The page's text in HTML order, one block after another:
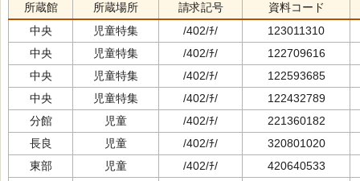
所蔵館 所蔵場所 請求記号
資料コード
中央
児童特集 /402/ﾁ/
123011310
中央
児童特集 /402/ﾁ/
122709616
中央
児童特集 /402/ﾁ/
122593685
中央
児童特集 /402/ﾁ/
122432789
分館
児童 /402/ﾁ/
221360182
長良
児童 /402/ﾁ/
320801020
東部
児童 /402/ﾁ/
420640533